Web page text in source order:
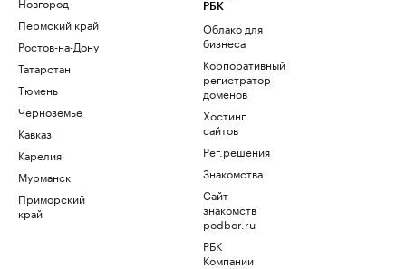
Пермский край
Ростов-на-Дону
Татарстан
Тюмень
Черноземье
Кавказ
Карелия
Мурманск
Приморский
край
РБК
Облако для
бизнеса
Корпоративный
регистратор
доменов
Хостинг
сайтов
Рег.решения
Знакомства
Сайт
знакомств
podbor.ru
РБК
Компании